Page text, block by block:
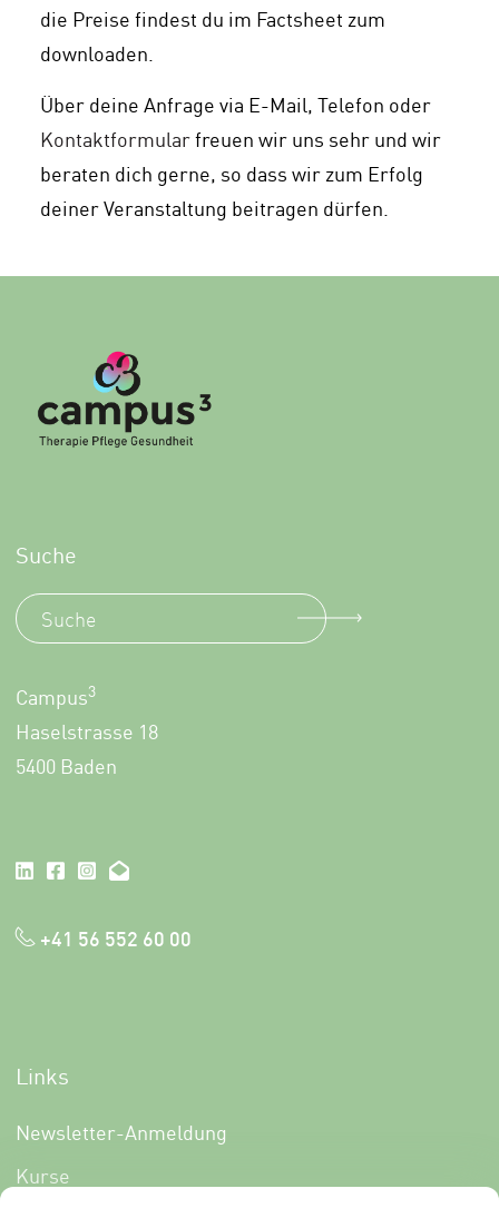
die Preise findest du im Factsheet zum
downloaden.
Über deine Anfrage via E-Mail, Telefon oder
Kontaktformularfreuen wir uns sehr und wir
beraten dich gerne, so dass wir zum Erfolg
deiner Veranstaltung beitragen dürfen.
Suche
Campus3
Haselstrasse 18
5400 Baden
+41 56 552 60 00
Links
Newsletter-Anmeldung
Kurse